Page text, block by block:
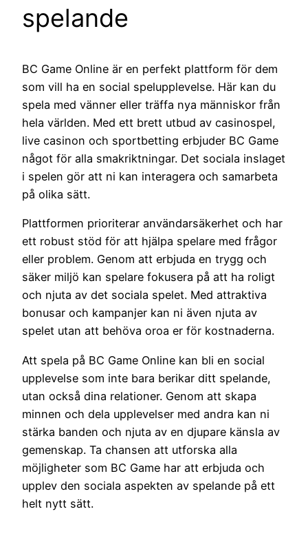
spelande
BC Game Online är en perfekt plattform för dem
som vill ha en social spelupplevelse. Här kan du
spela med vänner eller träffa nya människor från
hela världen. Med ett brett utbud av casinospel,
live casinon och sportbetting erbjuder BC Game
något för alla smakriktningar. Det sociala inslaget
i spelen gör att ni kan interagera och samarbeta
på olika sätt.
Plattformen prioriterar användarsäkerhet och har
ett robust stöd för att hjälpa spelare med frågor
eller problem. Genom att erbjuda en trygg och
säker miljö kan spelare fokusera på att ha roligt
och njuta av det sociala spelet. Med attraktiva
bonusar och kampanjer kan ni även njuta av
spelet utan att behöva oroa er för kostnaderna.
Att spela på BC Game Online kan bli en social
upplevelse som inte bara berikar ditt spelande,
utan också dina relationer. Genom att skapa
minnen och dela upplevelser med andra kan ni
stärka banden och njuta av en djupare känsla av
gemenskap. Ta chansen att utforska alla
möjligheter som BC Game har att erbjuda och
upplev den sociala aspekten av spelande på ett
helt nytt sätt.